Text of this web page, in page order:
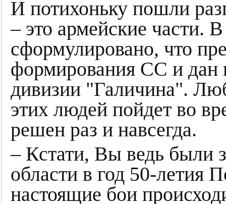
И потихоньку пошли
– это армейские части.
сформулировано, что
формирования СС и дан
дивизии "Галичина".
этих людей пойдет во
решен раз и навсегда.
– Кстати, Вы ведь были
области в год 50-летия
настоящие бои